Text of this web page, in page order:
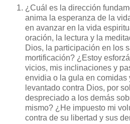
¿Cuál es la dirección
anima la esperanza de la
en avanzar en la vida
oración, la lectura y la
Dios, la participación en los
mortificación? ¿Estoy
vicios, mis inclinaciones y
envidia o la gula en comidas
levantado contra Dios, por
despreciado a los demás
mismo? ¿He impuesto mi
contra de su libertad y sus